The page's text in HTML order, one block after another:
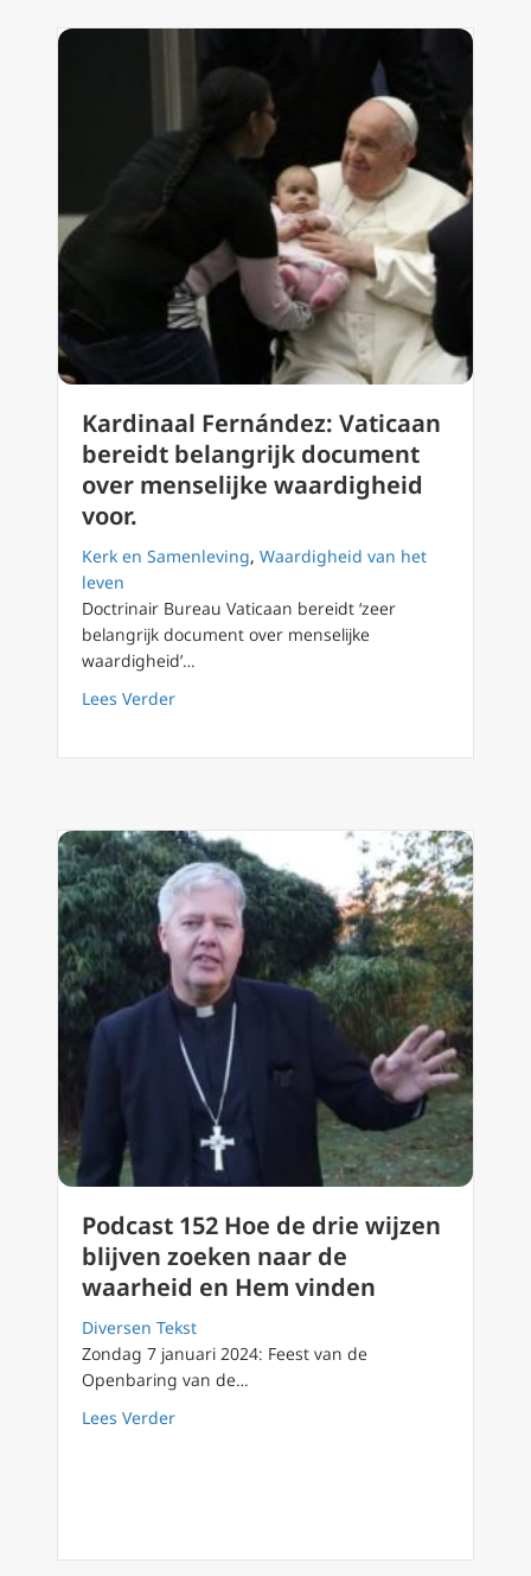
Kardinaal Fernández: Vaticaan
bereidt belangrijk document
over menselijke waardigheid
voor.
Kerk en Samenleving, Waardigheid van het
leven
Doctrinair Bureau Vaticaan bereidt ‘zeer
belangrijk document over menselijke
waardigheid’…
Lees Verderabout Kardinaal Fernández: Vaticaan
Podcast 152 Hoe de drie wijzen
blijven zoeken naar de
waarheid en Hem vinden
Diversen Tekst
Zondag 7 januari 2024: Feest van de
Openbaring van de…
Lees Verderabout Podcast 152 Hoe de drie wijzen